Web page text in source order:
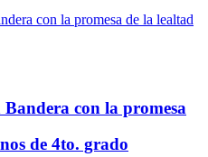
con la promesa
de 4to. grado